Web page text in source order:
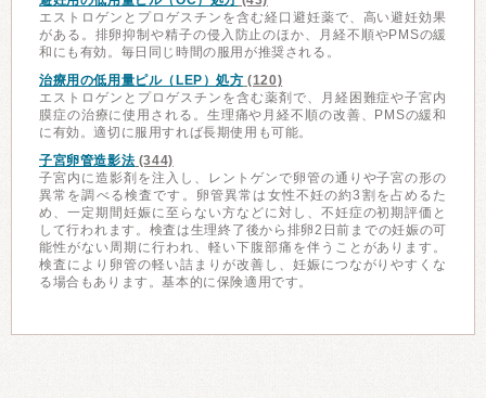
エストロゲンとプロゲスチンを含む経口避妊薬で、高い避妊効果
がある。排卵抑制や精子の侵入防止のほか、月経不順やPMSの緩
和にも有効。毎日同じ時間の服用が推奨される。
治療用の低用量ピル（LEP）処方 (120)
エストロゲンとプロゲスチンを含む薬剤で、月経困難症や子宮内
膜症の治療に使用される。生理痛や月経不順の改善、PMSの緩和
に有効。適切に服用すれば長期使用も可能。
子宮卵管造影法 (344)
子宮内に造影剤を注入し、レントゲンで卵管の通りや子宮の形の
異常を調べる検査です。卵管異常は女性不妊の約3割を占めるた
め、一定期間妊娠に至らない方などに対し、不妊症の初期評価と
して行われます。検査は生理終了後から排卵2日前までの妊娠の可
能性がない周期に行われ、軽い下腹部痛を伴うことがあります。
検査により卵管の軽い詰まりが改善し、妊娠につながりやすくな
る場合もあります。基本的に保険適用です。